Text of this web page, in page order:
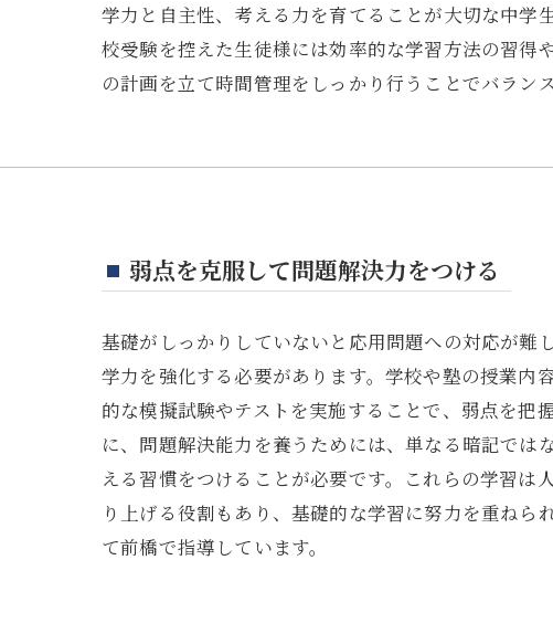
学力と自主性、考える力を育てることが大切な中学
校受験を控えた生徒様には効率的な学習方法の習得
の計画を立て時間管理をしっかり行うことでバラン
弱点を克服して問題解決力をつける
基礎がしっかりしていないと応用問題への対応が難
学力を強化する必要があります。学校や塾の授業内
的な模擬試験やテストを実施することで、弱点を把
に、問題解決能力を養うためには、単なる暗記では
える習慣をつけることが必要です。これらの学習は
り上げる役割もあり、基礎的な学習に努力を重ねら
て前橋で指導しています。